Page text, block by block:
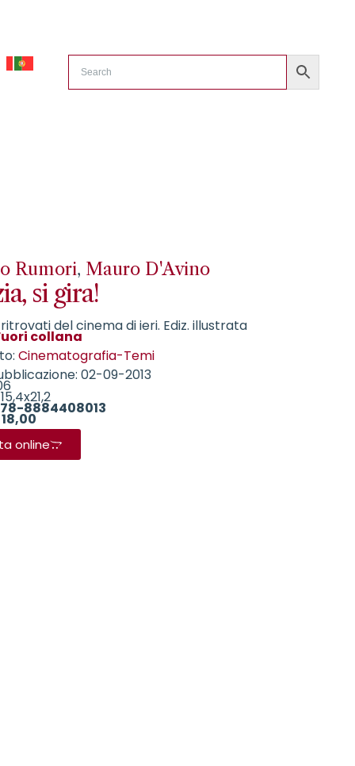
Rumori, Mauro D'Avino
si gira!
del cinema di ieri. Ediz. illustrata
collana
Cinematografia-Temi
02-09-2013
8884408013
online